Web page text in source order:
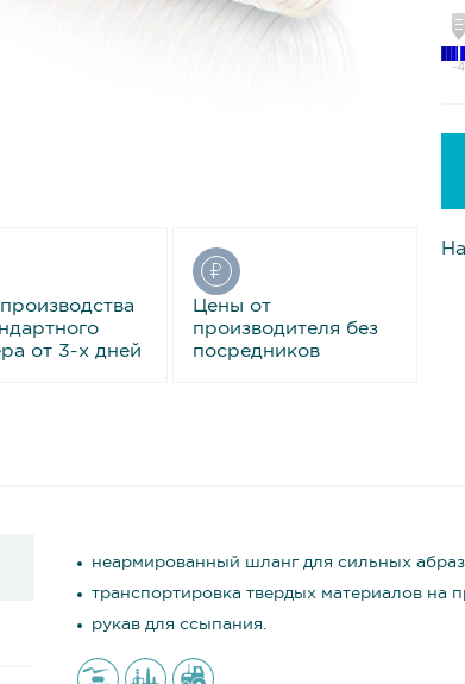
от 3-х дней
Цены от
производителя без
посредников
-
неармированный шланг для сильных
транспортировка твердых материалов на
рукав для ссыпания.